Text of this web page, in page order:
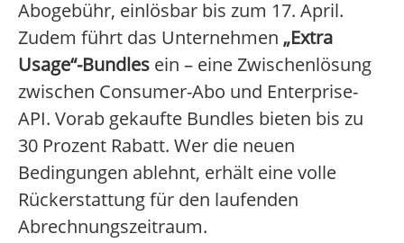
Abogebühr, einlösbar bis zum 17. April.
Zudem führt das Unternehmen „Extra
Usage“-Bundles ein – eine Zwischenlösung
zwischen Consumer-Abo und Enterprise-
API. Vorab gekaufte Bundles bieten bis zu
30 Prozent Rabatt. Wer die neuen
Bedingungen ablehnt, erhält eine volle
Rückerstattung für den laufenden
Abrechnungszeitraum.